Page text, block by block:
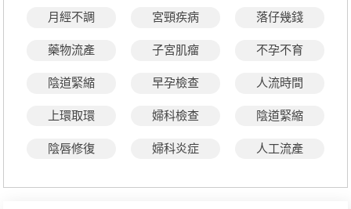
月經不調 宮頸疾病 落仔幾錢
藥物流產 子宮肌瘤 不孕不育
陰道緊縮 早孕檢查 人流時間
上環取環 婦科檢查 陰道緊縮
陰唇修復 婦科炎症 人工流產